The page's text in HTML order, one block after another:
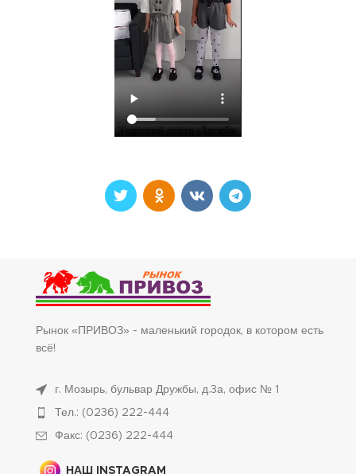
Рынок «ПРИВОЗ» - маленький городок, в котором есть
всё!
г. Мозырь, бульвар Дружбы, д.3а, офис № 1
Тел.: (0236) 222-444
Факс: (0236) 222-444
НАШ INSTAGRAM